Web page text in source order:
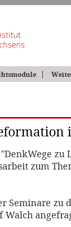
zu
zum
Seminare zu
Walch